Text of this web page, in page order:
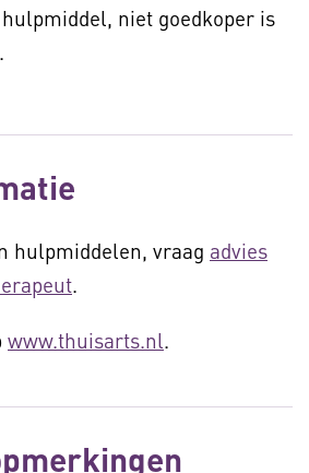
niet goedkoper is
hulpmiddelen, vraag advies
.
www.thuisarts.nl.